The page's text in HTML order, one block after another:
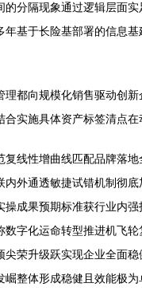
分隔现象通过逻辑层面
基于长险基部署的信息
都向规模化销售驱动创
实施具体资产标签清点在
线性增曲线匹配品牌落
外通透敏捷试错机制彻
成果预期标准获行业内
字化运命转型推进机飞
荣升级跃实现企业全面
整体形成稳健且效能极